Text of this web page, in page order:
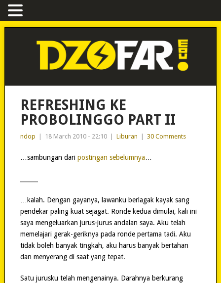
REFRESHING KE
PROBOLINGGO PART II
ndop 18 March 2010 - 22:10 Liburan 30 Comments
…sambungan dari postingan sebelumnya
…kalah. Dengan gayanya, lawanku berlagak kayak sang
pendekar paling kuat sejagat. Ronde kedua dimulai, kali ini
saya mengeluarkan jurus-jurus andalan saya. Aku telah
memelajari gerak-geriknya pada ronde pertama tadi. Aku
tidak boleh banyak tingkah, aku harus banyak bertahan
dan menyerang di saat yang tepat.
Satu jurusku telah mengenainya. Darahnya berkurang